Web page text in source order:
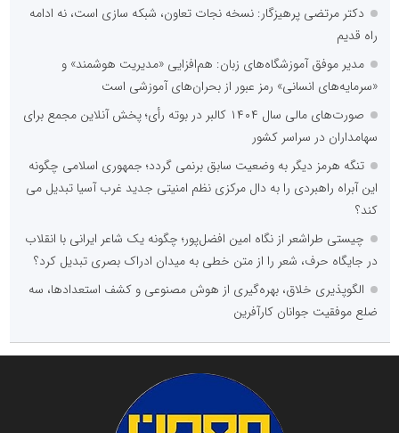
دکتر مرتضی پرهیزگار: نسخه نجات تعاون، شبکه سازی است، نه ادامه
راه قدیم
مدیر موفق آموزشگاه‌های زبان: هم‌افزایی «مدیریت هوشمند» و
«سرمایه‌های انسانی» رمز عبور از بحران‌های آموزشی است
صورت‌های مالی سال ۱۴۰۴ کالبر در بوته رأی؛ پخش آنلاین مجمع برای
سهامداران در سراسر کشور
تنگه هرمز دیگر به وضعیت سابق برنمی گردد؛ جمهوری اسلامی چگونه
این آبراه راهبردی را به دال مرکزی نظم امنیتی جدید غرب آسیا تبدیل می
کند؟
چیستی طراشعر از نگاه امین افضل‌پور؛ چگونه یک شاعر ایرانی با انقلاب
در جایگاه حرف، شعر را از متن خطی به میدان ادراک بصری تبدیل کرد؟
الگوپذیری خلاق، بهره‌گیری از هوش مصنوعی و کشف استعدادها، سه
ضلع موفقیت جوانان کارآفرین